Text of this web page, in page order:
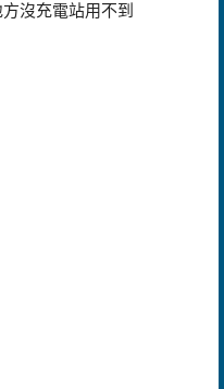
沒充電站用不到